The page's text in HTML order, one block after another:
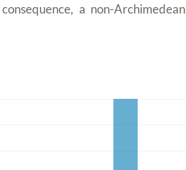
a non-Archimedean